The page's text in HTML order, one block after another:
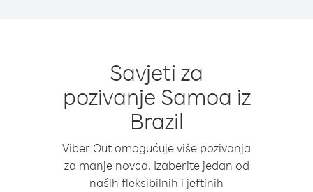
Savjeti za
pozivanje Samoa iz
Brazil
Viber Out omogućuje više pozivanja
za manje novca. Izaberite jedan od
naših fleksibilnih i jeftinih